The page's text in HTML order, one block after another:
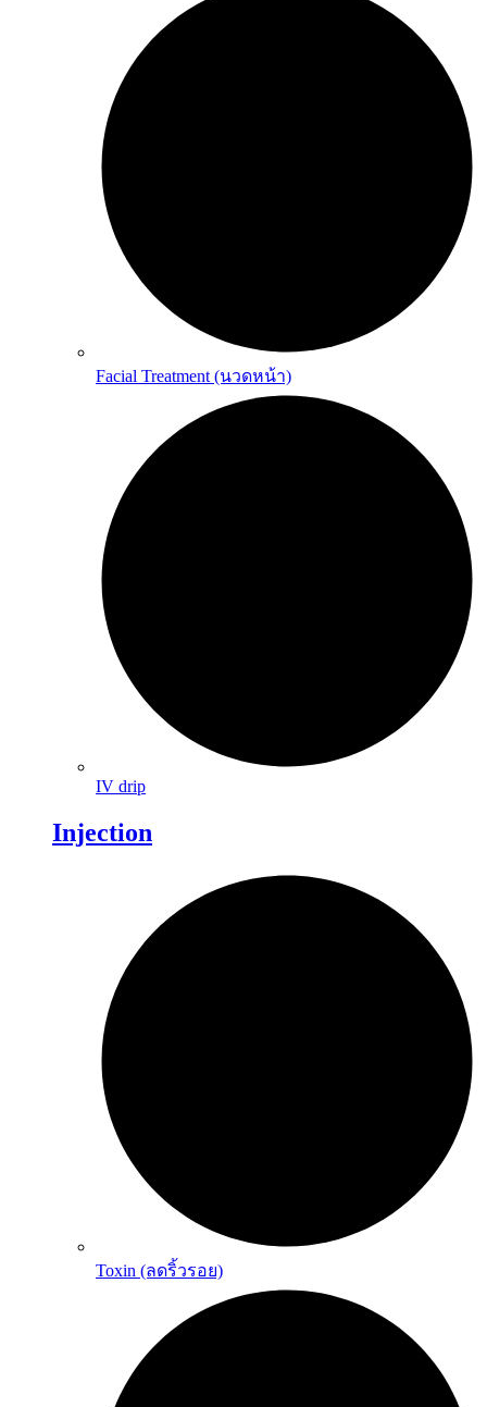
Facial Treatment (นวดหน้า)
IV drip
Injection
Toxin (ลดริ้วรอย)